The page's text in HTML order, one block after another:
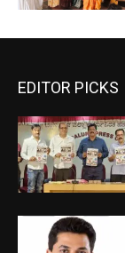
EDITOR PICKS